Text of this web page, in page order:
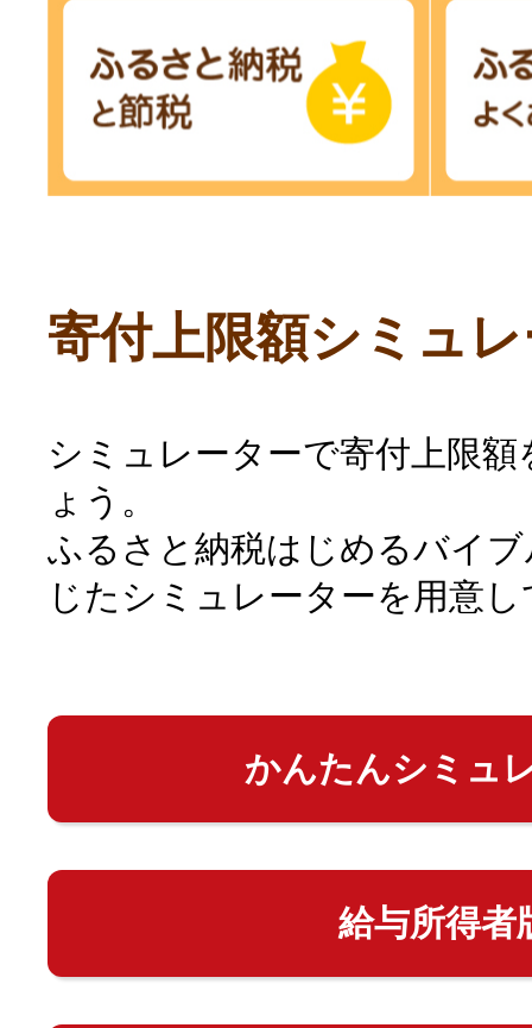
寄付上限額シミュ
シミュレーターで寄付上限
ょう。
ふるさと納税はじめるバイ
じたシミュレーターを用意
かんたんシミュ
給与所得者